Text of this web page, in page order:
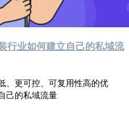
行业如何建立自己的私域流
、更可控、可复用性高的优
己的私域流量